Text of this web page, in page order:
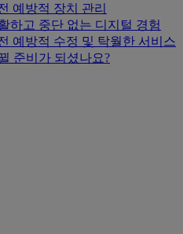
예방적 장치 관리
하고 중단 없는 디지털 경험
예방적 수정 및 탁월한 서비스
준비가 되셨나요?